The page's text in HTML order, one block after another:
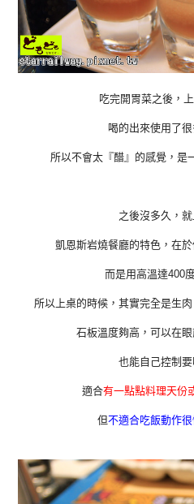
吃完開胃菜之後，
喝的出來使用了
所以不會太『醋』的感覺，是
之後沒多久，就
凱恩斯岩燒餐廳的特色，在
而是用高溫達400
所以上桌的時候，其實完全是生肉
石板溫度夠高，可以在
也能自己控制要
適合有一點點料理天份
但不適合吃飯動作